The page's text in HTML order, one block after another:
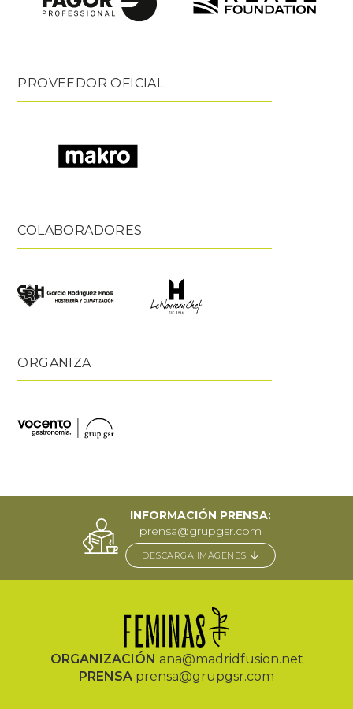
PROVEEDOR OFICIAL
COLABORADORES
ORGANIZA
INFORMACIÓN PRENSA:
prensa@grupgsr.com
DESCARGA IMÁGENES
ORGANIZACIÓN ana@madridfusion.net
PRENSA prensa@grupgsr.com